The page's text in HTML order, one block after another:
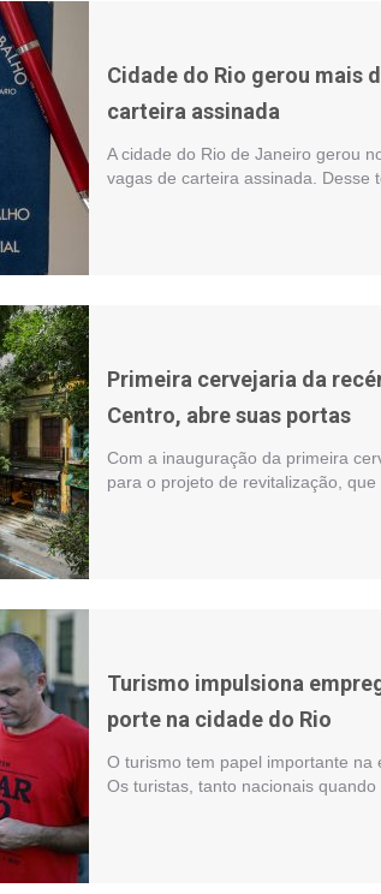
Cidade do Rio gerou mais
carteira assinada
A cidade do Rio de Janeiro gerou
vagas de carteira assinada. Desse
Primeira cervejaria da
Centro, abre suas portas
Com a inauguração da primeira
para o projeto de revitalização,
Turismo impulsiona
porte na cidade do Rio
O turismo tem papel importante na
Os turistas, tanto nacionais